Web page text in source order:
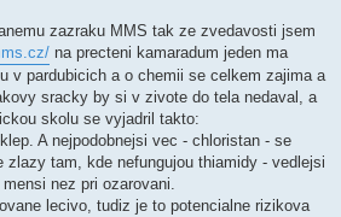
zazraku MMS tak ze zvedavosti jsem
na precteni kamaradum jeden ma
v pardubicich a o chemii se celkem zajima a
sracky by si v zivote do tela nedaval, a
skolu se vyjadril takto:
A nejpodobnejsi vec - chloristan - se
zlazy tam, kde nefungujou thiamidy - vedlejsi
nez pri ozarovani.
lecivo, tudiz je to potencialne rizikova